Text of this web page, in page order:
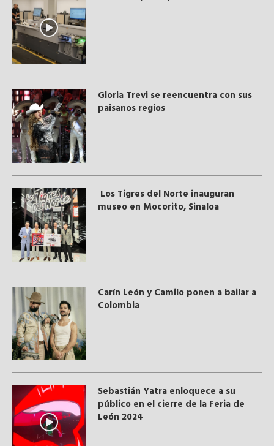
Gloria Trevi se reencuentra con sus
paisanos regios
Los Tigres del Norte inauguran
museo en Mocorito, Sinaloa
Carín León y Camilo ponen a bailar a
Colombia
Sebastián Yatra enloquece a su
público en el cierre de la Feria de
León 2024